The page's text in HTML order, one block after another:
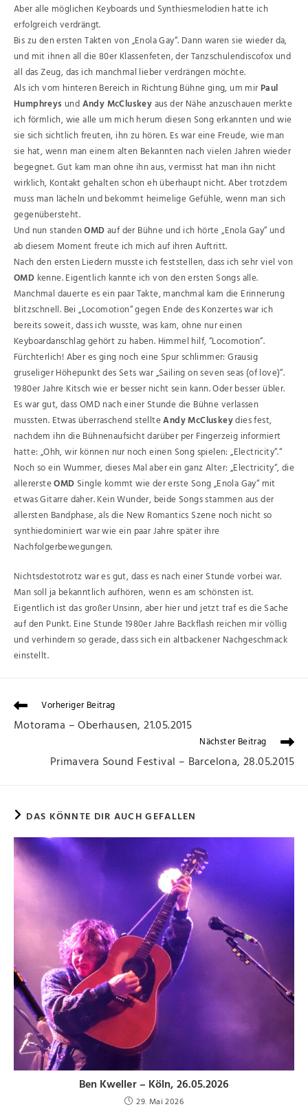
Aber alle möglichen Keyboards und Synthiesmelodien hatte ich
erfolgreich verdrängt.
Bis zu den ersten Takten von „Enola Gay“. Dann waren sie wieder da,
und mit ihnen all die 80er Klassenfeten, der Tanzschulendiscofox und
all das Zeug, das ich manchmal lieber verdrängen möchte.
Als ich vom hinteren Bereich in Richtung Bühne ging, um mir Paul
Humphreys undAndy McCluskeyaus der Nähe anzuschauen merkte
ich förmlich, wie alle um mich herum diesen Song erkannten und wie
sie sich sichtlich freuten, ihn zu hören. Es war eine Freude, wie man
sie hat, wenn man einem alten Bekannten nach vielen Jahren wieder
begegnet. Gut kam man ohne ihn aus, vermisst hat man ihn nicht
wirklich, Kontakt gehalten schon eh überhaupt nicht. Aber trotzdem
muss man lächeln und bekommt heimelige Gefühle, wenn man sich
gegenübersteht.
Und nun standenOMDauf der Bühne und ich hörte „Enola Gay“ und
ab diesem Moment freute ich mich auf ihren Auftritt.
Nach den ersten Liedern musste ich feststellen, dass ich sehr viel von
OMD kenne. Eigentlich kannte ich von den ersten Songs alle.
Manchmal dauerte es ein paar Takte, manchmal kam die Erinnerung
blitzschnell. Bei „Locomotion“ gegen Ende des Konzertes war ich
bereits soweit, dass ich wusste, was kam, ohne nur einen
Keyboardanschlag gehört zu haben. Himmel hilf, “Locomotion“.
Fürchterlich! Aber es ging noch eine Spur schlimmer: Grausig
gruseliger Höhepunkt des Sets war „Sailing on seven seas (of love)“.
1980er Jahre Kitsch wie er besser nicht sein kann. Oder besser übler.
Es war gut, dass OMD nach einer Stunde die Bühne verlassen
mussten. Etwas überraschend stellteAndy McCluskeydies fest,
nachdem ihn die Bühnenaufsicht darüber per Fingerzeig informiert
hatte: „Ohh, wir können nur noch einen Song spielen: „Electricity“.“
Noch so ein Wummer, dieses Mal aber ein ganz Alter: „Electricity“, die
allerersteOMD Single kommt wie der erste Song „Enola Gay“ mit
etwas Gitarre daher. Kein Wunder, beide Songs stammen aus der
allersten Bandphase, als die New Romantics Szene noch nicht so
synthiedominiert war wie ein paar Jahre später ihre
Nachfolgerbewegungen.
Nichtsdestotrotz war es gut, dass es nach einer Stunde vorbei war.
Man soll ja bekanntlich aufhören, wenn es am schönsten ist.
Eigentlich ist das großer Unsinn, aber hier und jetzt traf es die Sache
auf den Punkt. Eine Stunde 1980er Jahre Backflash reichen mir völlig
und verhindern so gerade, dass sich ein altbackener Nachgeschmack
einstellt.
Vorheriger Beitrag
Motorama – Oberhausen, 21.05.2015
Nächster Beitrag
Primavera Sound Festival – Barcelona, 28.05.2015
DAS KÖNNTE DIR AUCH GEFALLEN
Ben Kweller – Köln, 26.05.2026
29. Mai 2026